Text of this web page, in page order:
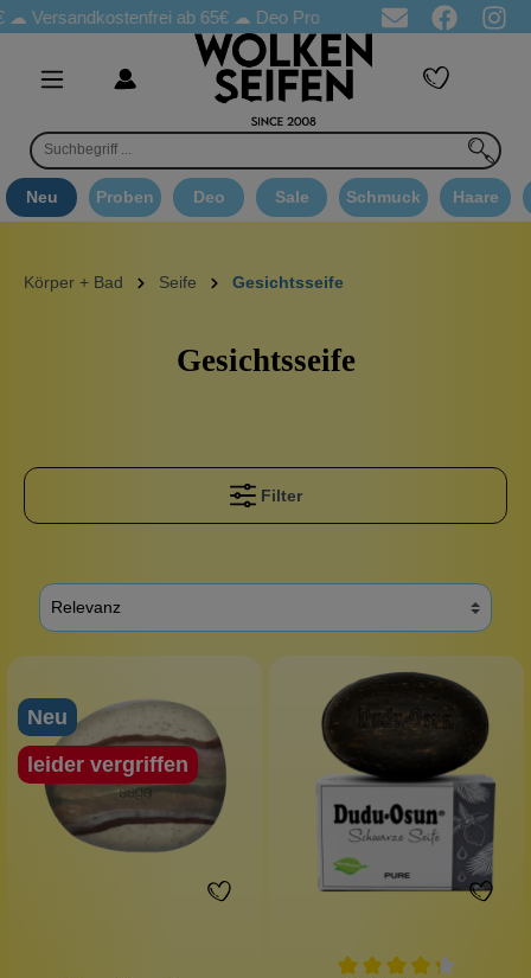
ab 65€ ☁ Deo Proben in jeder Bestellung ☁
Neu Proben Deo Sale Schmuck Haare
Körper + Bad Seife Gesichtsseife
Gesichtsseife
Filter
Neu
leider vergriffen